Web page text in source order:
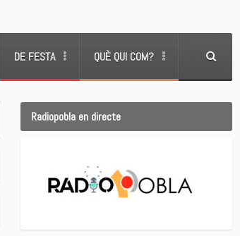
DE FESTA QUÈ QUI COM?
Radiopobla en directe